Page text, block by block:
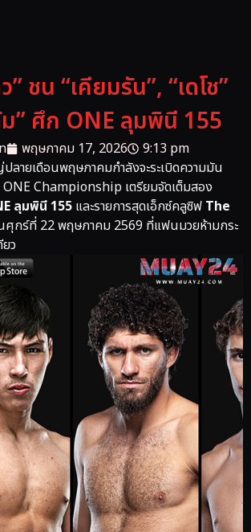
ชน “เคียมรัน”, “เดโช”
” ศึก ONE ลุมพินี 155
พฤษภาคม 17, 2026
9:13 pm
ลายเดือนพฤษภาคมกำลังจะระเบิดความมัน
ONE Championship เตรียมจัดเต็มสอง
ลุมพินี 155 และรายการสุดเอ็กซ์คลูซิฟ The
ศุกร์ที่ 22 พฤษภาคม 2569 ที่แฟนมวยห้ามกระ
ว